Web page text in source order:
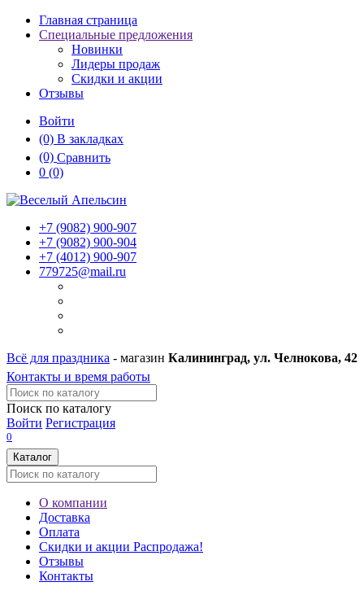
Главная страница
Специальные предложения
Новинки
Лидеры продаж
Скидки и акции
Отзывы
Войти
(0) В закладках
(0) Сравнить
0 (0)
+7 (9082) 900-907
+7 (9082) 900-904
+7 (4012) 900-907
779725@mail.ru
Всё для праздника - магазин Калининград, ул. Челнокова, 42
Контакты и время работы
Поиск по каталогу
Войти Регистрация
0
Каталог
О компании
Доставка
Оплата
Скидки и акции Распродажа!
Отзывы
Контакты